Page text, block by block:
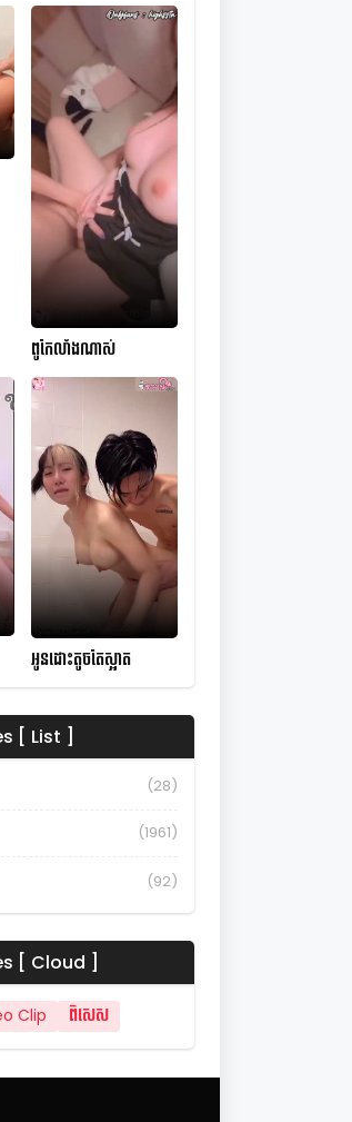
ពូកែលាំងណាស់
អូនដោះតូចតែស្អាត
[ List ]
(28)
(1961)
(92)
[ Cloud ]
Clip ពិសេស